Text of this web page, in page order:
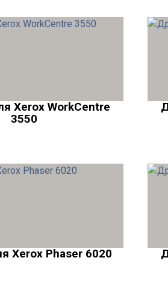
Xerox WorkCentre
3550
Xerox Phaser 6020